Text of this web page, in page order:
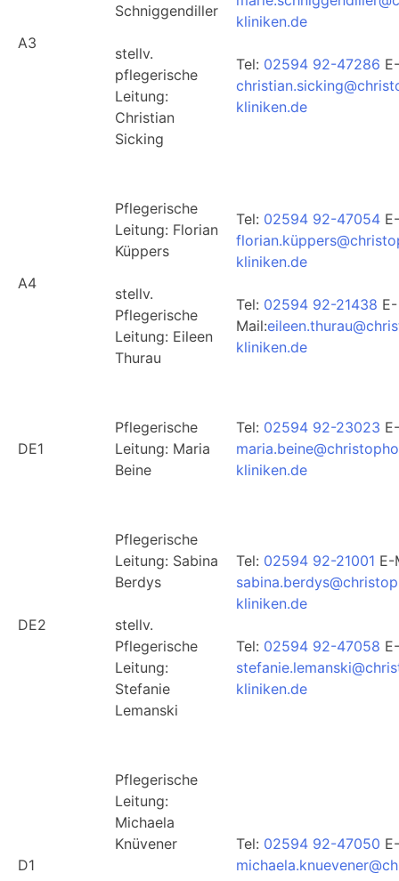
A3
Schniggendiller
stellv.
pflegerische
Leitung:
Christian
Sicking
kliniken.de
Tel: 02594 92-47286
kliniken.de
A4
Pflegerische
Leitung: Florian
Küppers
stellv.
Pflegerische
Leitung: Eileen
Thurau
Tel: 02594 92-47054
kliniken.de
Tel: 02594 92-21438 E-
Mail:
kliniken.de
DE1
Pflegerische
Leitung: Maria
Beine
Tel: 02594 92-23023
kliniken.de
DE2
Pflegerische
Leitung: Sabina
Berdys
stellv.
Pflegerische
Leitung:
Stefanie
Lemanski
Tel: 02594 92-21001 E-
kliniken.de
Tel: 02594 92-47058
kliniken.de
D1
Pflegerische
Leitung:
Michaela
Knüvener
Tel: 02594 92-47050